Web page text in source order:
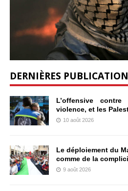
DERNIÈRES
L’offensive contre
violence, et les
10 août 2026
Le déploiement du
comme de la
9 août 2026